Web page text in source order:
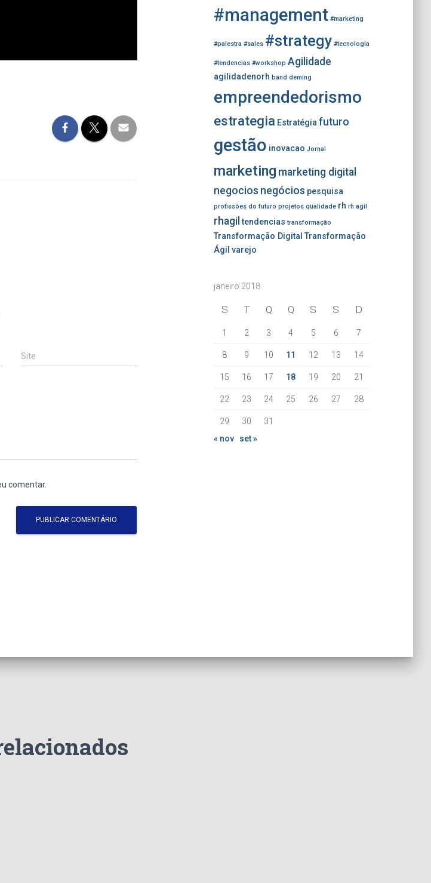
Site
comentar.
#management #marketing
#palestra #sales #strategy #tecnologia
#tendencias #workshop Agilidade
agilidadenorh band deming
empreendedorismo
estrategia Estratégia futuro
gestão inovacao Jornal
marketing marketing digital
negocios negócios pesquisa
profissões do futuro projetos qualidade rh rh agil
rhagil tendencias transformação
Transformação Digital Transformação
Ágil varejo
janeiro 2018
S T Q Q S S D
1 2 3 4 5 6 7
8 9 10 11 12 13 14
15 16 17 18 19 20 21
22 23 24 25 26 27 28
29 30
31
« nov
set »